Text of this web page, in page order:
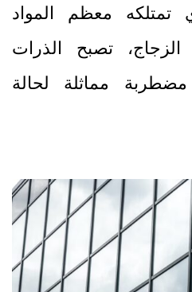
تمتلكه معظم المواد
الزجاج، تصبح الذرات
مماثلة لحالة